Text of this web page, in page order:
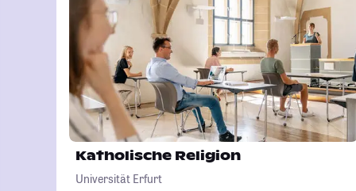
Katholische Religion
Universität Erfurt